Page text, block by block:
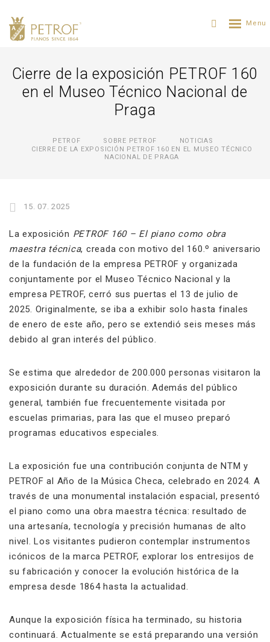
Cierre de la exposición PETROF 160
en el Museo Técnico Nacional de
Praga
PETROF SOBRE PETROF
NOTICIAS
CIERRE DE LA EXPOSICIÓN PETROF 160 EN EL MUSEO TÉCNICO
NACIONAL DE PRAGA
15. 07. 2025
La exposición PETROF 160 – El piano como obra
maestra técnica, creada con motivo del 160.º aniversario
de la fundación de la empresa PETROF y organizada
conjuntamente por el Museo Técnico Nacional y la
empresa PETROF, cerró sus puertas el 13 de julio de
2025. Originalmente, se iba a exhibir solo hasta finales
de enero de este año, pero se extendió seis meses más
debido al gran interés del público.
Se estima que alrededor de 200.000 personas visitaron la
exposición durante su duración. Además del público
general, también fue frecuentemente visitada por
escuelas primarias, para las que el museo preparó
programas educativos especiales.
La exposición fue una contribución conjunta de NTM y
PETROF al Año de la Música Checa, celebrado en 2024. A
través de una monumental instalación espacial, presentó
el piano como una obra maestra técnica: resultado de
una artesanía, tecnología y precisión humanas de alto
nivel. Los visitantes pudieron contemplar instrumentos
icónicos de la marca PETROF, explorar los entresijos de
su fabricación y conocer la evolución histórica de la
empresa desde 1864 hasta la actualidad.
Aunque la exposición física ha terminado, su historia
continuará. Actualmente se está preparando una versión